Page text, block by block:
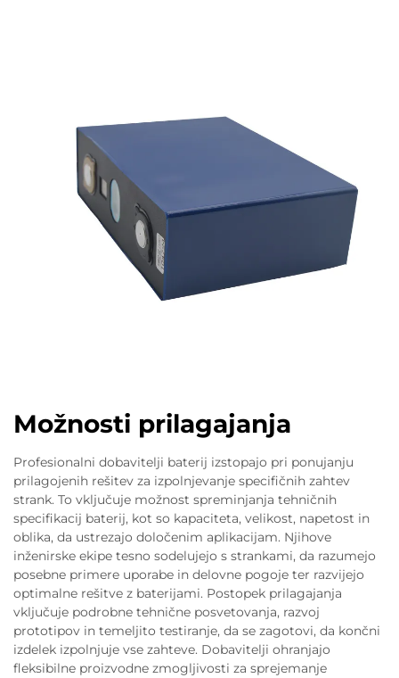
Možnosti prilagajanja
Profesionalni dobavitelji baterij izstopajo pri ponujanju
prilagojenih rešitev za izpolnjevanje specifičnih zahtev
strank. To vključuje možnost spreminjanja tehničnih
specifikacij baterij, kot so kapaciteta, velikost, napetost in
oblika, da ustrezajo določenim aplikacijam. Njihove
inženirske ekipe tesno sodelujejo s strankami, da razumejo
posebne primere uporabe in delovne pogoje ter razvijejo
optimalne rešitve z baterijami. Postopek prilagajanja
vključuje podrobne tehnične posvetovanja, razvoj
prototipov in temeljito testiranje, da se zagotovi, da končni
izdelek izpolnjuje vse zahteve. Dobavitelji ohranjajo
fleksibilne proizvodne zmogljivosti za sprejemanje